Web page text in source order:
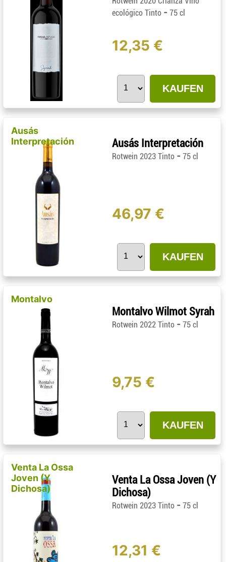
ecológico Tinto - 75 cl
12,35 €
KAUFEN
Ausás
Interpretación
Ausás Interpretación
Rotwein 2023 Tinto - 75 cl
46,97 €
KAUFEN
Montalvo
Montalvo Wilmot Syrah
Rotwein 2022 Tinto - 75 cl
9,75 €
KAUFEN
Venta La Ossa
Joven (Y
Dichosa)
Venta La Ossa Joven (Y
Dichosa)
Rotwein 2023 Tinto - 75 cl
12,31 €